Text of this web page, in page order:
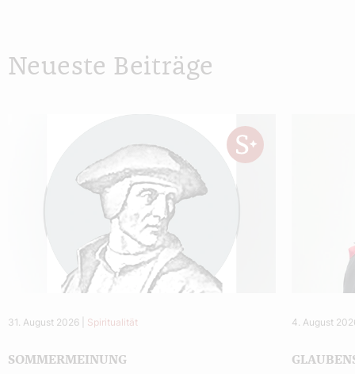
Neueste Beiträge
31. August 2026 Spiritualität
SOMMERMEINUNG
4. August